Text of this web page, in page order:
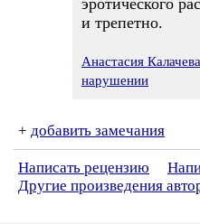
эротического
и трепетно.
Анастасия Калачева
нарушении
+ добавить замечания
Написать рецензию
Другие произведения